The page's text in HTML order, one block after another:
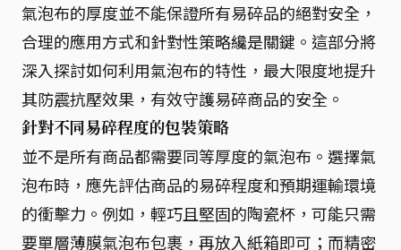
氣泡布的厚度並不能保證所有易碎品的絕對安全，
合理的應用方式和針對性策略纔是關鍵。這部分將
深入探討如何利用氣泡布的特性，最大限度地提升
其防震抗壓效果，有效守護易碎商品的安全。
針對不同易碎程度的包裝策略
並不是所有商品都需要同等厚度的氣泡布。選擇氣
泡布時，應先評估商品的易碎程度和預期運輸環境
的衝擊力。例如，輕巧且堅固的陶瓷杯，可能只需
要單層薄膜氣泡布包裹，再放入紙箱即可；而精密